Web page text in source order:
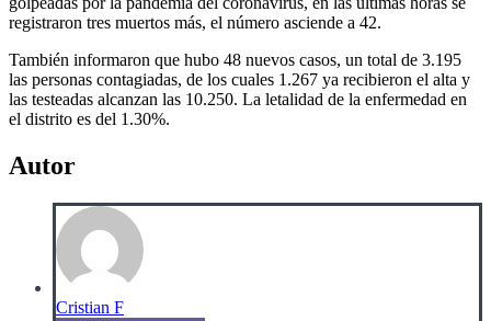
registraron tres muertos más, el número asciende a 42.
También informaron que hubo 48 nuevos casos, un total de 3.195
las personas contagiadas, de los cuales 1.267 ya recibieron el alta y
las testeadas alcanzan las 10.250. La letalidad de la enfermedad en
el distrito es del 1.30%.
Autor
Cristian F